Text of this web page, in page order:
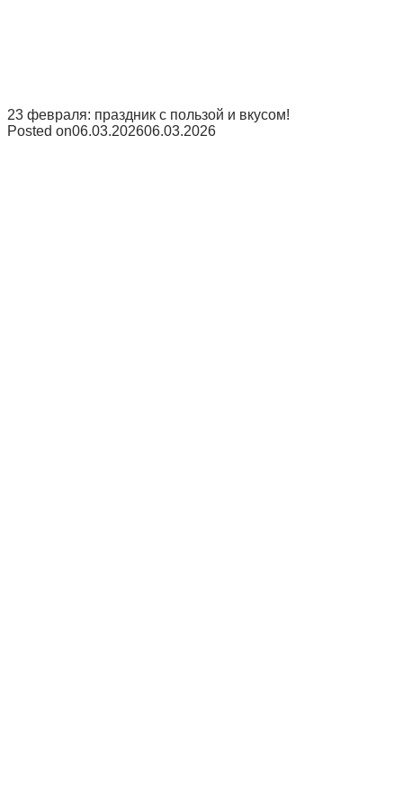
23 февраля: праздник с пользой и вкусом!
Posted on06.03.202606.03.2026